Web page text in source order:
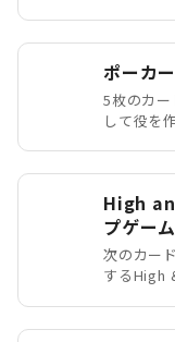
ポーカ
5枚のカ
して役を
High
プゲーム
次のカー
するHigh
PASS、